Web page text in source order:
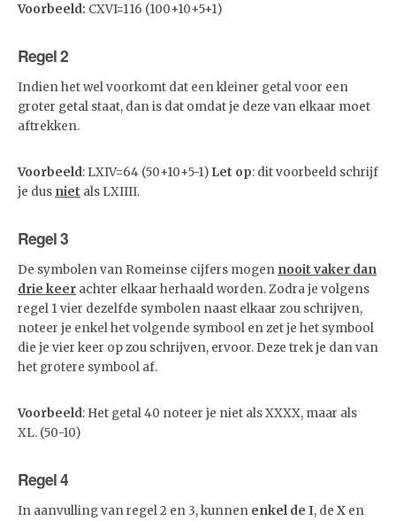
Voorbeeld: CXVI=116 (100+10+5+1)
Regel 2
Indien het wel voorkomt dat een kleiner getal voor een
groter getal staat, dan is dat omdat je deze van elkaar moet
aftrekken.
Voorbeeld: LXIV=64 (50+10+5-1) Let op: dit voorbeeld schrijf
je dus niet als LXIIII.
Regel 3
De symbolen van Romeinse cijfers mogen nooit vaker dan
drie keer achter elkaar herhaald worden. Zodra je volgens
regel 1 vier dezelfde symbolen naast elkaar zou schrijven,
noteer je enkel het volgende symbool en zet je het symbool
die je vier keer op zou schrijven, ervoor. Deze trek je dan van
het grotere symbool af.
Voorbeeld: Het getal 40 noteer je niet als XXXX, maar als
XL. (50-10)
Regel 4
In aanvulling van regel 2 en 3, kunnen enkel de I, de X en